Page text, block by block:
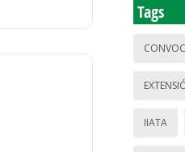
Tags
IIATA